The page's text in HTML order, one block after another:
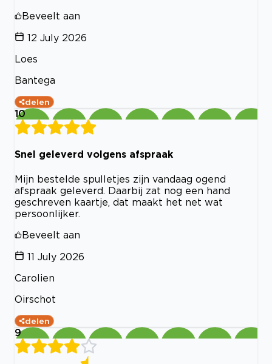
Beveelt aan
12 July 2026
Loes
Bantega
delen
10
Snel geleverd volgens afspraak
Mijn bestelde spulletjes zijn vandaag ogend
afspraak geleverd. Daarbij zat nog een hand
geschreven kaartje, dat maakt het net wat
persoonlijker.
Beveelt aan
11 July 2026
Carolien
Oirschot
delen
9